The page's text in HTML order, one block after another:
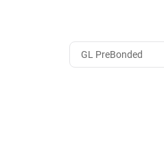
GL PreBonded